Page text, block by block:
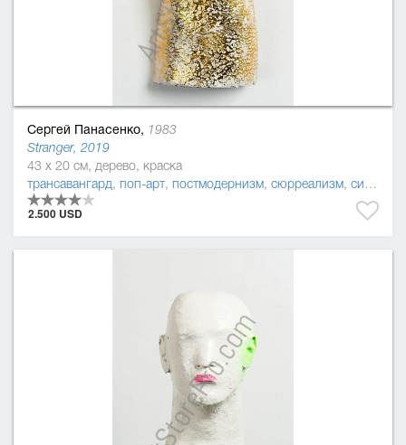
Сергей Панасенко, 1983
Stranger, 2019
43 x 20 см, дерево, краска
трансавангард, поп-арт, постмодернизм, сюрреализм, символизм
2.500 USD